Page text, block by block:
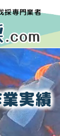
採専門業者
実績